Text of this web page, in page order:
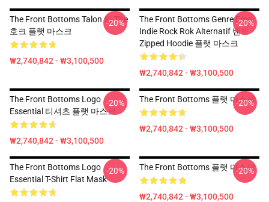
The Front Bottoms Talon 의 The
호크 플랫 마스크
₩2,740,842 - ₩3,100,500
-20%
The Front Bottoms Genre Emo
Indie Rock Rok Alternatif 밴드
Zipped Hoodie 플랫 마스크
₩2,740,842 - ₩3,100,500
-20%
The Front Bottoms Logo
Essential 티셔츠 플랫 마스크
₩2,740,842 - ₩3,100,500
-20% The Front Bottoms 플랫 마스크
₩2,740,842 - ₩3,100,500
-20%
The Front Bottoms Logo
Essential T-Shirt Flat Mask
-20% The Front Bottoms 플랫 마스크
₩2,740,842 - ₩3,100,500
-20%